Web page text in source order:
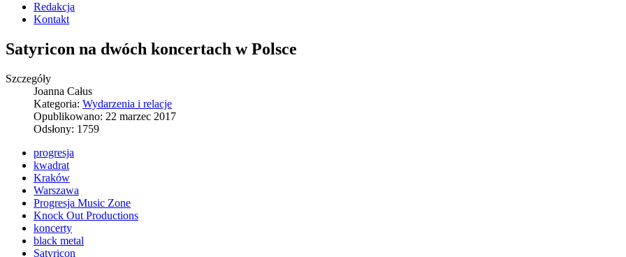
Redakcja
Kontakt
Satyricon na dwóch koncertach w Polsce
Szczegóły
Joanna Całus
Kategoria: Wydarzenia i relacje
Opublikowano: 22 marzec 2017
Odsłony: 1759
progresja
kwadrat
Kraków
Warszawa
Progresja Music Zone
Knock Out Productions
koncerty
black metal
Satyricon